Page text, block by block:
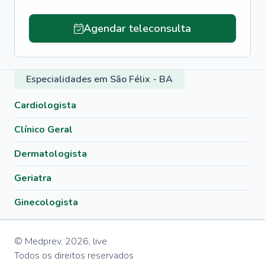
Agendar teleconsulta
Especialidades em São Félix - BA
Cardiologista
Clínico Geral
Dermatologista
Geriatra
Ginecologista
© Medprev, 2026, live
Todos os direitos reservados